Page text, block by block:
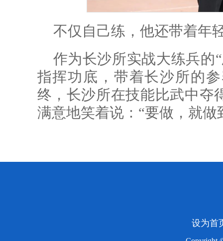
不仅自己练，他还带着年
作为长沙所实战大练兵的
指挥功底，带着长沙所的
终，长沙所在技能比武中夺
满意地笑着说：“要做，就做
设为首